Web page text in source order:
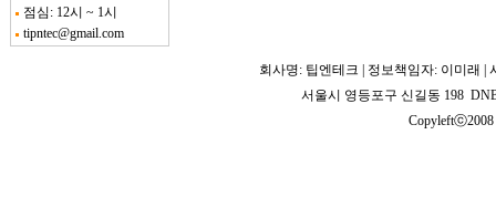
점심: 12시 ~ 1시
tipntec@gmail.com
회사명: 팁엔테크 | 정보책임자: 이미래 |
서울시 영등포구 신길동 198
Copyleftⓒ2008